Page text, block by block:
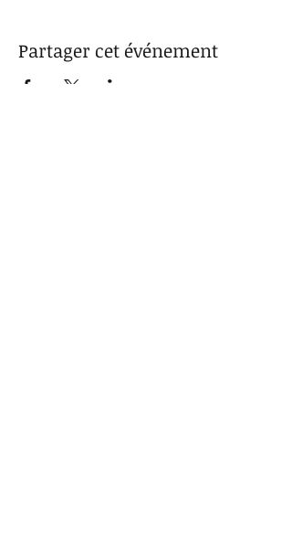
Partager cet événement